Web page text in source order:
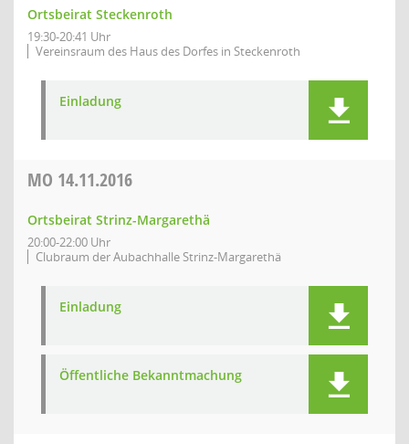
Ortsbeirat Steckenroth
19:30-20:41 Uhr
Vereinsraum des Haus des Dorfes in Steckenroth
Einladung
MO 14.11.2016
Ortsbeirat Strinz-Margarethä
20:00-22:00 Uhr
Clubraum der Aubachhalle Strinz-Margarethä
Einladung
Öffentliche Bekanntmachung